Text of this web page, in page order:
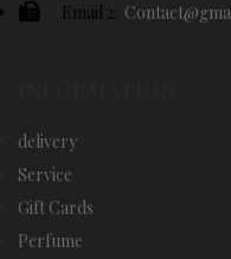
Email 2:
delivery
Service
Gift Cards
Perfume